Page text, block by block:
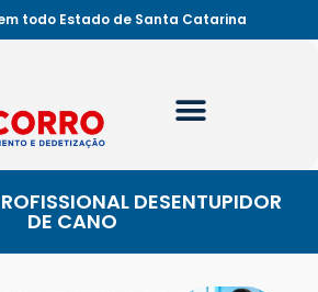
todo Estado de Santa Catarina
DESENTUPIDOR
DE CANO